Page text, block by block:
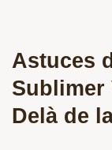
Astuces
Sublimer
Delà de